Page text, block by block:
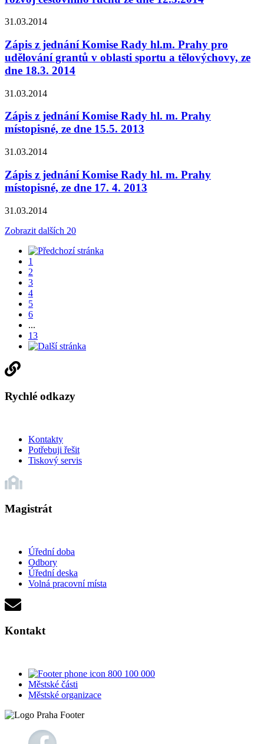
31.03.2014
Zápis z jednání Komise Rady hl.m. Prahy pro
udělování grantů v oblasti sportu a tělovýchovy, ze
dne 18.3. 2014
31.03.2014
Zápis z jednání Komise Rady hl. m. Prahy
místopisné, ze dne 15.5. 2013
31.03.2014
Zápis z jednání Komise Rady hl. m. Prahy
místopisné, ze dne 17. 4. 2013
31.03.2014
Zobrazit dalších 20
1
2
3
4
5
6
...
13
Rychlé odkazy
Kontakty
Potřebuji řešit
Tiskový servis
Magistrát
Úřední doba
Odbory
Úřední deska
Volná pracovní místa
Kontakt
800 100 000
Městské části
Městské organizace